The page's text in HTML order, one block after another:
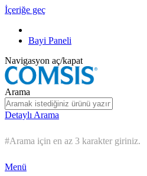
İçeriğe geç
Bayi Paneli
Navigasyon aç/kapat
Arama
Detaylı Arama
#Arama için en az 3 karakter giriniz.
Menü